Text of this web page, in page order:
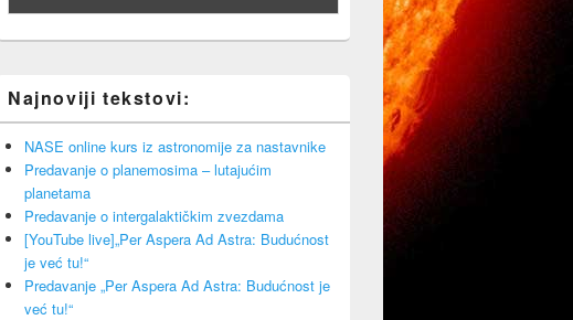
Najnoviji tekstovi:
NASE online kurs iz astronomije za nastavnike
Predavanje o planemosima – lutajućim
planetama
Predavanje o intergalaktičkim zvezdama
[YouTube live]„Per Aspera Ad Astra: Budućnost
je već tu!“
Predavanje „Per Aspera Ad Astra: Budućnost je
već tu!“